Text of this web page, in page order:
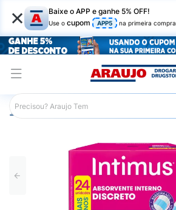
× Baixe o APP e ganhe 5% OFF!
Use o cupom APP5 na primeira compra
Araujo Higiene Pessoal